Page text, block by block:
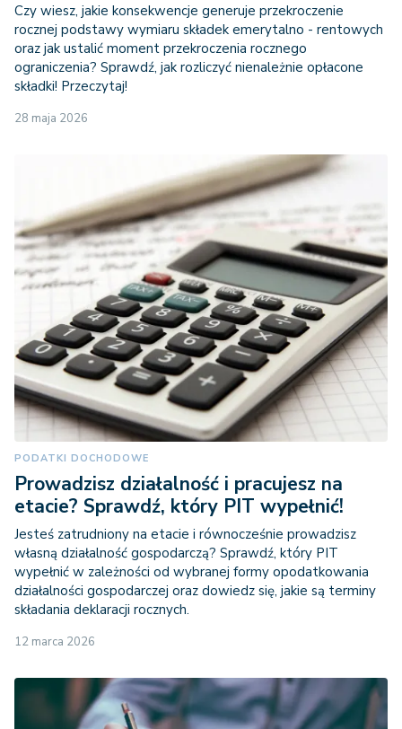
Czy wiesz, jakie konsekwencje generuje przekroczenie
rocznej podstawy wymiaru składek emerytalno - rentowych
oraz jak ustalić moment przekroczenia rocznego
ograniczenia? Sprawdź, jak rozliczyć nienależnie opłacone
składki! Przeczytaj!
28 maja 2026
PODATKI DOCHODOWE
Prowadzisz działalność i pracujesz na
etacie? Sprawdź, który PIT wypełnić!
Jesteś zatrudniony na etacie i równocześnie prowadzisz
własną działalność gospodarczą? Sprawdź, który PIT
wypełnić w zależności od wybranej formy opodatkowania
działalności gospodarczej oraz dowiedz się, jakie są terminy
składania deklaracji rocznych.
12 marca 2026